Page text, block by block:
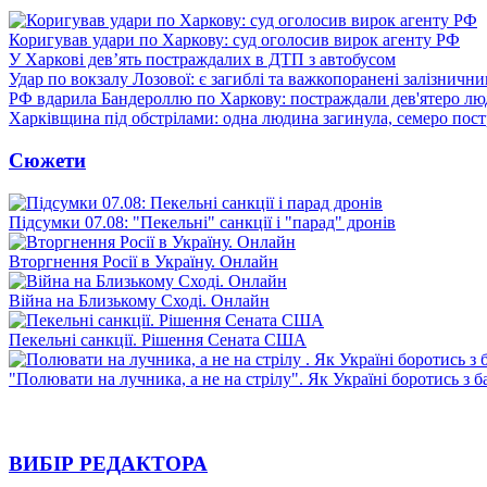
Коригував удари по Харкову: суд оголосив вирок агенту РФ
У Харкові дев’ять постраждалих в ДТП з автобусом
Удар по вокзалу Лозової: є загиблі та важкопоранені
РФ вдарила Бандероллю по Харкову: постраждали дев'ятеро
Харківщина під обстрілами: одна людина загинула, семеро
Сюжети
Підсумки 07.08: "Пекельні" санкції і "парад" дронів
Вторгнення Росії в Україну. Онлайн
Війна на Близькому Сході. Онлайн
Пекельні санкції. Рішення Сената США
"Полювати на лучника, а не на стрілу". Як Україні боротись з
ВИБІР РЕДАКТОРА